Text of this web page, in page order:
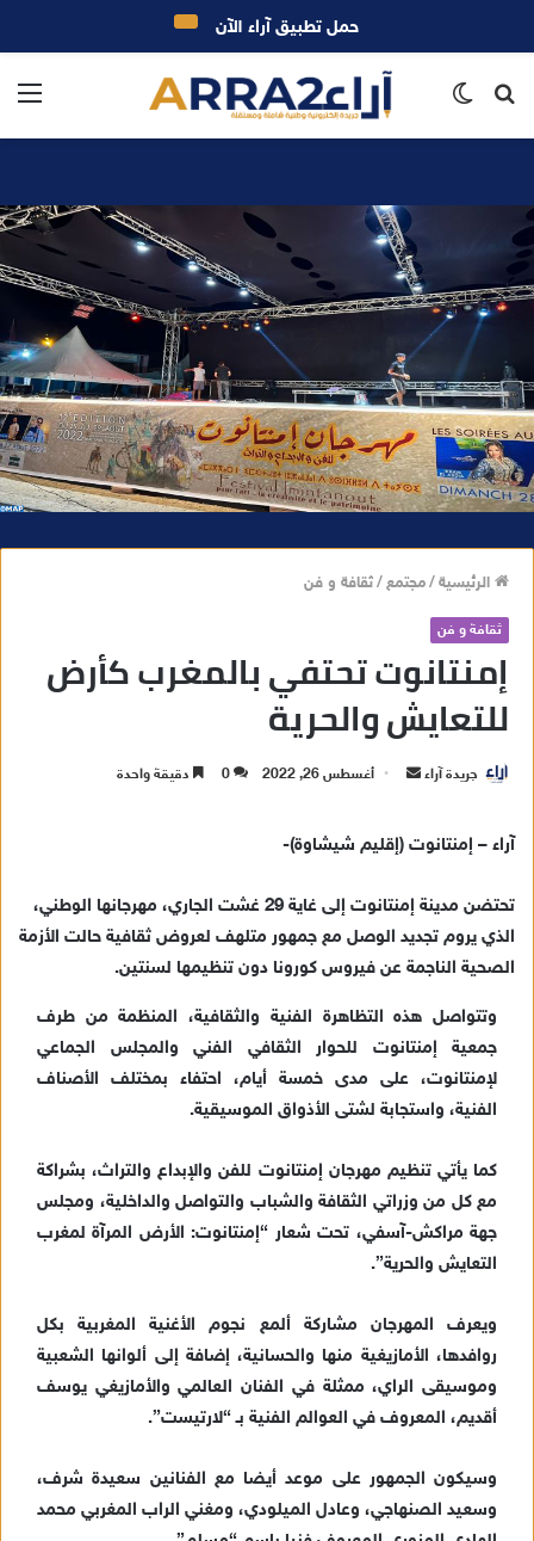
بحث
الرئيسية/مجتمع/ثقافة و فن
ثقافة و فن
إمنتانوت تحتفي بالمغرب كأرض
للتعايش والحرية
جريدة آراء
ي
د
ت
و
ن
ي
ا
أغسطس 26, 2022 0 دقيقة واحدة
آراء – إمنتانوت (إقليم شيشاوة)-
تحتضن مدينة إمنتانوت إلى غاية 29 غشت الجاري، مهرجانها الوطني،
الذي يروم تجديد الوصل مع جمهور متلهف لعروض ثقافية حالت الأزمة
الصحية الناجمة عن فيروس كورونا دون تنظيمها لسنتين.
وتتواصل هذه التظاهرة الفنية والثقافية، المنظمة من طرف
جمعية إمنتانوت للحوار الثقافي الفني والمجلس الجماعي
لإمنتانوت، على مدى خمسة أيام، احتفاء بمختلف الأصناف
الفنية، واستجابة لشتى الأذواق الموسيقية.
كما يأتي تنظيم مهرجان إمنتانوت للفن والإبداع والتراث، بشراكة
مع كل من وزراتي الثقافة والشباب والتواصل والداخلية، ومجلس
جهة مراكش-آسفي، تحت شعار “إمنتانوت: الأرض المرآة لمغرب
التعايش والحرية”.
ويعرف المهرجان مشاركة ألمع نجوم الأغنية المغربية بكل
روافدها، الأمازيغية منها والحسانية، إضافة إلى ألوانها الشعبية
وموسيقى الراي، ممثلة في الفنان العالمي والأمازيغي يوسف
أقديم، المعروف في العوالم الفنية بـ “لارتيست”.
وسيكون الجمهور على موعد أيضا مع الفنانين سعيدة شرف،
وسعيد الصنهاجي، وعادل الميلودي، ومغني الراب المغربي محمد
حمل تطبيق آراء الآن